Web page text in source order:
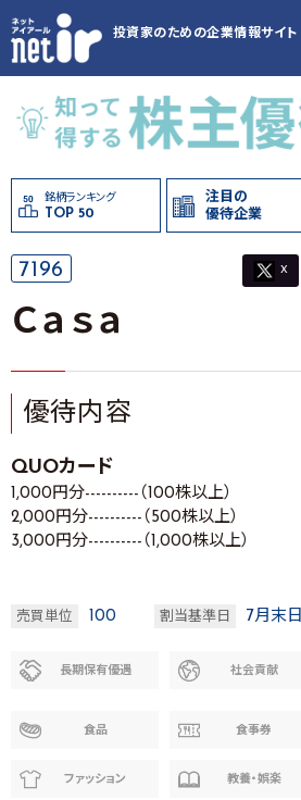
投資家のための企業情報サイト
銘柄ランキング
TOP 50
注目の
優待企業
7196 X
Ｃａｓａ
優待内容
QUOカード
1,000円分----------（100株以上）
2,000円分----------（500株以上）
3,000円分----------（1,000株以上）
売買単位 100 割当基準日 7月末日
長期保有優遇 社会貢献
食品 食事券
ファッション 教養・娯楽